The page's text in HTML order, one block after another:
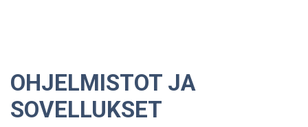
OHJELMISTOT JA
SOVELLUKSET